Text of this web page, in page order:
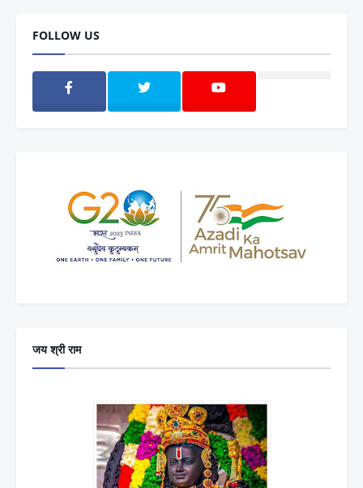
FOLLOW US
जय श्री राम